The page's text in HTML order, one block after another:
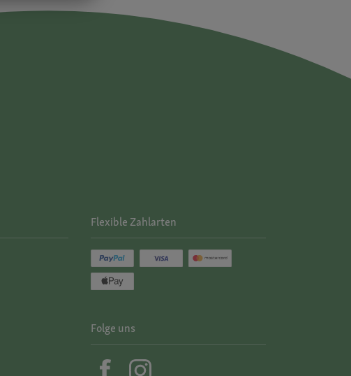
Flexible Zahlarten
Folge uns